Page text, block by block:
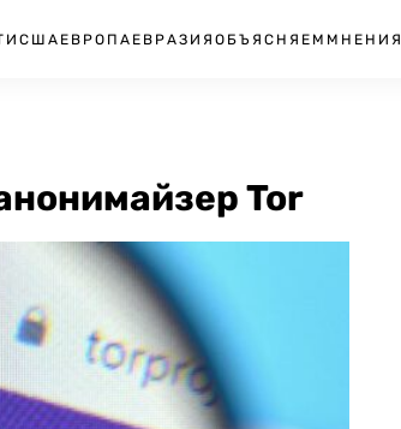
США ЕВРОПА ЕВРАЗИЯ ОБЪЯСНЯЕМ МНЕНИЯ
Tor